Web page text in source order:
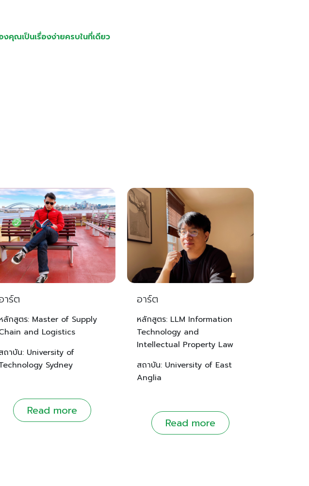
คุณเป็นเรื่องง่ายครบในที่เดียว
าร์ต
ลักสูตร: Master of Supply
and Logistics
ถาบัน: University of
Sydney
Read more
อาร์ต
หลักสูตร: LLM Information
Technology and
Intellectual Property Law
สถาบัน: University of East
Anglia
Read more